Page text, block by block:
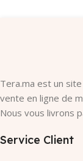
Tera.ma est un
vente en ligne de
Nous vous livrons
Service Client